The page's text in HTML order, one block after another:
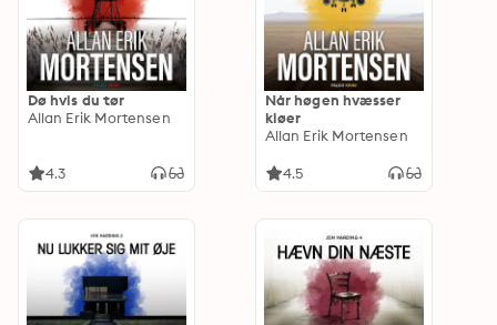
Dø hvis du tør
Allan Erik Mortensen
4.3
Når høgen hvæsser
kløer
Allan Erik Mortensen
4.5